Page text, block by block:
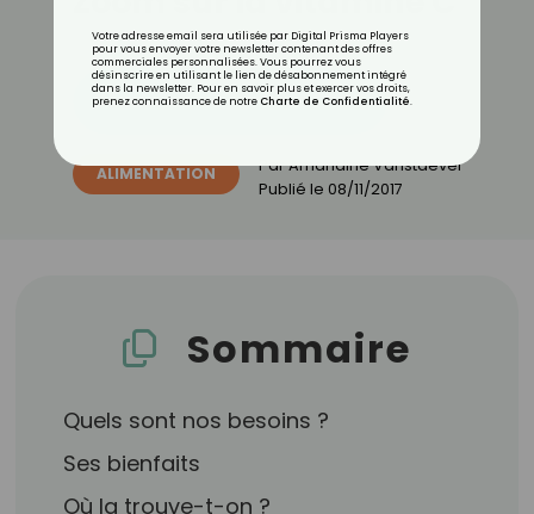
Découvrez les 11 menus CROQ
ALIMENTATION ParAmandine Vanstaevel
Publié le 08/11/2017
Sommaire
Quels sont nos besoins ?
Ses bienfaits
Où la trouve-t-on ?
Votre adresse email sera utilisée par Digital Prisma Players
pour vous envoyer votre newsletter contenant des offres
commerciales personnalisées. Vous pourrez vous
désinscrire en utilisant le lien de désabonnement intégré
dans la newsletter. Pour en savoir plus et exercer vos droits,
prenez connaissance de notre Charte de Confidentialité.